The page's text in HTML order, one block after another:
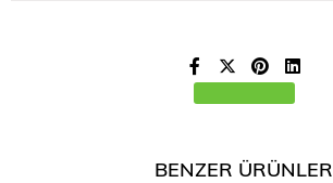
BENZER ÜRÜNLER